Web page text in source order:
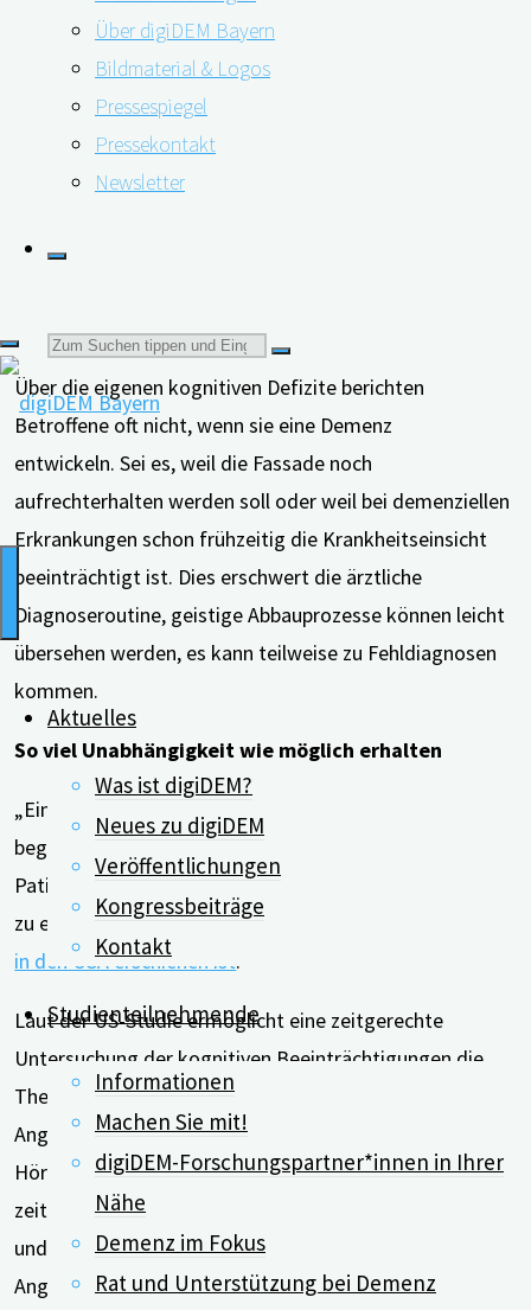
Über digiDEM Bayern
Bildmaterial & Logos
Pressespiegel
Pressekontakt
Newsletter
Suchen
nach:
Aktuelles
Was ist digiDEM?
Neues zu digiDEM
Veröffentlichungen
Kongressbeiträge
Kontakt
Studienteilnehmende
Informationen
Machen Sie mit!
digiDEM-Forschungspartner*innen in Ihrer
Nähe
Demenz im Fokus
Rat und Unterstützung bei Demenz
Friedrich-Alexander-Universität Erlangen-Nürnberg. Sie
forschte im Rahmen des von der Bayerischen
Staatsregierung geförderten Projektes BayDem über
Zeitgerechte Diagnosestellung bei Menschen mit
Demenz
“. Die Forschenden schreiben: „Die
Grundlage für die Inanspruchnahme von Therapie- und
(MmD) sowie für deren pflegende Angehörige dar.“
Über die eigenen kognitiven Defizite berichten
Betroffene oft nicht, wenn sie eine Demenz
entwickeln. Sei es, weil die Fassade noch
aufrechterhalten werden soll oder weil bei demenziellen
Erkrankungen schon frühzeitig die Krankheitseinsicht
beeinträchtigt ist. Dies erschwert die ärztliche
Diagnoseroutine, geistige Abbauprozesse können leicht
übersehen werden, es kann teilweise zu Fehldiagnosen
kommen.
So viel Unabhängigkeit wie möglich erhalten
„Ein Ziel der „zeitgerechten Diagnose“ einer
beginnenden kognitiven Beeinträchtigung ist es, dem
Patienten so viel Unabhängigkeit so lange wie möglich
zu erhalten“, heißt es in einer
in den USA erschienen ist.
Laut der US-Studie ermöglicht eine zeitgerechte
Untersuchung der kognitiven Beeinträchtigungen die
Therapie behandelbarer Ursachen wie zum Beispiel
Angstzustände, Vitaminmangel, Schlafstörungen und
Hör- oder Sehverlust. Wird die Demenzdiagnose
zeitgerecht gestellt, bleibt mehr Zeit für die Aufklärung
und Beratung von Menschen mit Demenz und ihren
Angehörigen hinsichtlich der Auswirkungen der